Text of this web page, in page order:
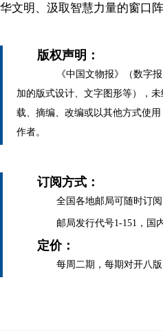
华文明、汲取智慧力量的窗口阵
版权声明：
《中国文物报》（数字报
加的版式设计、文字图形等），
载、摘编、改编或以其他方式使
作者。
订阅方式：
全国各地邮局可随时订阅
邮局发行代号1-151，国内
定价：
每周二期，每期对开八版